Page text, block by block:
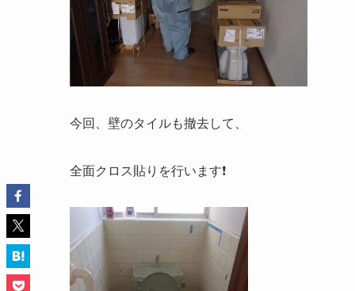
今回、壁のタイルも撤去して、
全面クロス貼りを行います❗